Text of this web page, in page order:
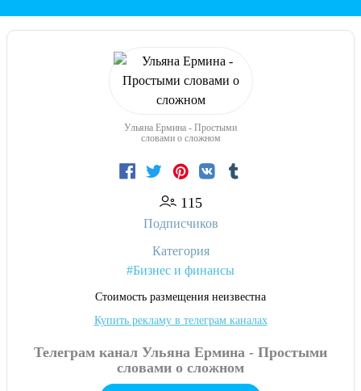
Ульяна Ермина - Простыми
словами о сложном
Телеграм канал Ульяна Ермина - Простыми
словами о сложном
115
Подписчиков
Категория
#Бизнес и финансы
Cтоимость размещения неизвестна
Купить рекламу в телеграм каналах